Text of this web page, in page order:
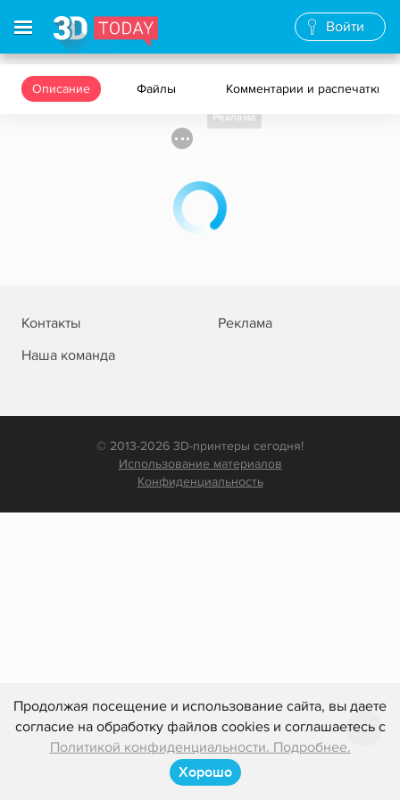
Продолжая посещение и использование сайта, вы даете
согласие на обработку файлов cookies и соглашаетесь с
Политикой конфиденциальности. Подробнее.
Хорошо
Войти
Описание Файлы Комментарии и распечатки
Реклама
Контакты
Реклама
Наша команда
© 2013-2026 3D-принтеры сегодня!
Использование материалов
Конфиденциальность